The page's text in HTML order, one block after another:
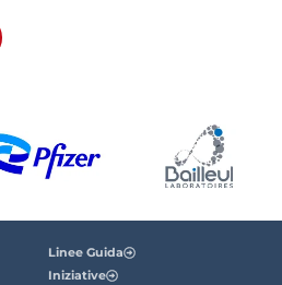
Linee Guida
Iniziative